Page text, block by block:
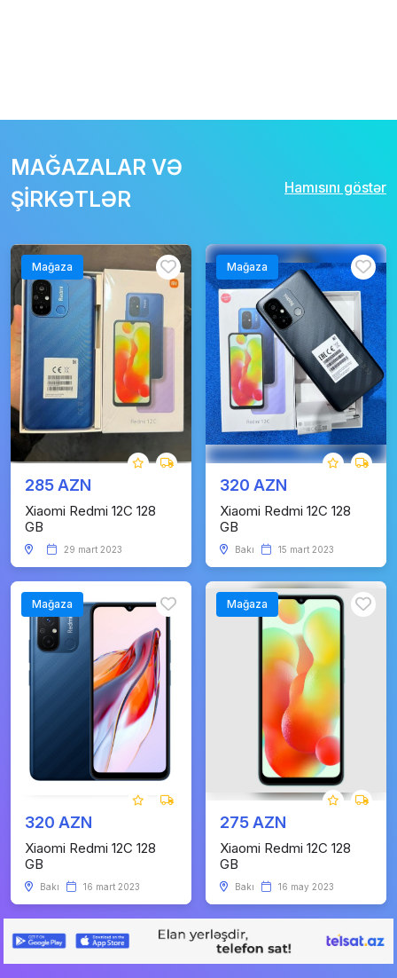
MAĞAZALAR VƏ
ŞİRKƏTLƏR
Hamısını göstər
Mağaza
285 AZN
Xiaomi Redmi 12C 128
GB
29 mart 2023
Mağaza
320 AZN
Xiaomi Redmi 12C 128
GB
Bakı 15 mart 2023
Mağaza
320 AZN
Xiaomi Redmi 12C 128
GB
Bakı 16 mart 2023
Mağaza
275 AZN
Xiaomi Redmi 12C 128
GB
Bakı 16 may 2023